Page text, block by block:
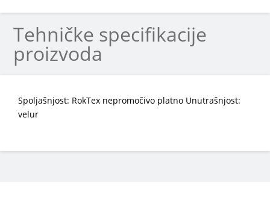
Tehničke specifikacije
proizvoda
Spoljašnjost: RokTex nepromočivo platno Unutrašnjost:
velur